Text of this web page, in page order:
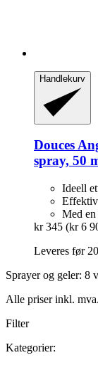
Handlekurv
Douces
spray, 50
Ideell
Effektiv
Med
kr 345 (kr 6
Leveres før
Sprayer og geler: 8
Alle priser inkl. mva.
Filter
Kategorier: